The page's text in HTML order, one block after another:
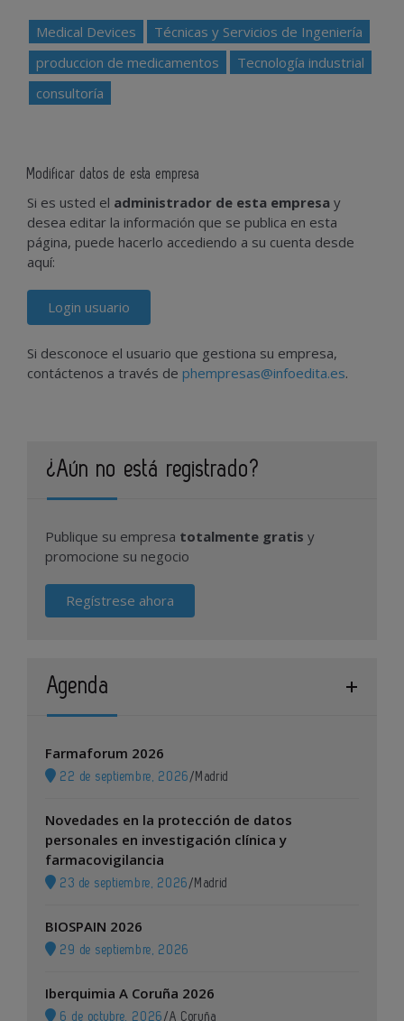
Medical Devices
Técnicas y Servicios de Ingeniería
produccion de medicamentos
Tecnología industrial
consultoría
Modificar datos de esta empresa
Si es usted el administrador de esta empresa y
desea editar la información que se publica en esta
página, puede hacerlo accediendo a su cuenta desde
aquí:
Login usuario
Si desconoce el usuario que gestiona su empresa,
contáctenos a través de phempresas@infoedita.es.
¿Aún no está registrado?
Publique su empresa totalmente gratis y
promocione su negocio
Regístrese ahora
Agenda
Farmaforum 2026
22 de septiembre, 2026 / Madrid
Novedades en la protección de datos
personales en investigación clínica y
farmacovigilancia
23 de septiembre, 2026 / Madrid
BIOSPAIN 2026
29 de septiembre, 2026
Iberquimia A Coruña 2026
6 de octubre, 2026 /A Coruña